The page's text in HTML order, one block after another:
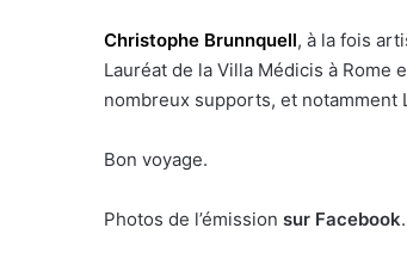
Christophe Brunnquell, à la fois
Lauréat de la Villa Médicis à
nombreux supports, et notamment
Bon voyage.
Photos de l’émission sur Facebook.